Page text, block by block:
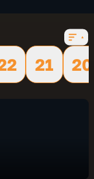
21
20